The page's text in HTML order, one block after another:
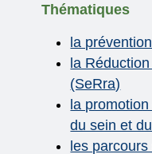
Thématiques
la
la
(SeRra)
la
du sein et
les